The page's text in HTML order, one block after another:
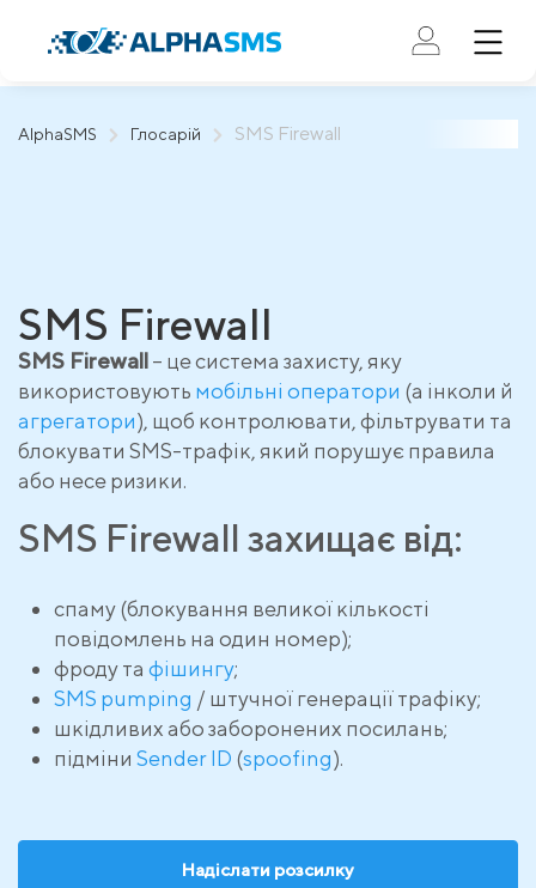
AlphaSMS Глосарій SMS Firewall
SMS Firewall
SMS Firewall– це система захисту, яку
використовують мобільні оператори (а інколи й
агрегатори), щоб контролювати, фільтрувати та
блокувати SMS-трафік, який порушує правила
або несе ризики.
SMS Firewall захищає від:
спаму (блокування великої кількості
повідомлень на один номер);
фроду та фішингу;
SMS pumping / штучної генерації трафіку;
шкідливих або заборонених посилань;
підміни Sender ID (spoofing).
Надіслати розсилку